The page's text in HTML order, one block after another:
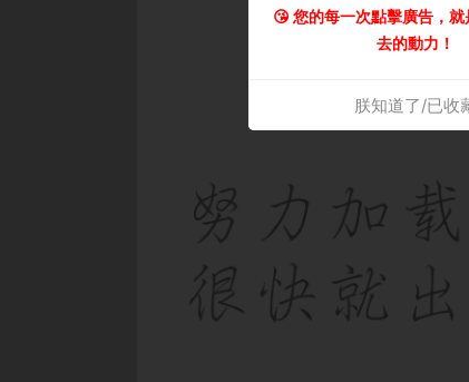
😘 您的每一次點擊廣告，
去的動力！
朕知道了/已收